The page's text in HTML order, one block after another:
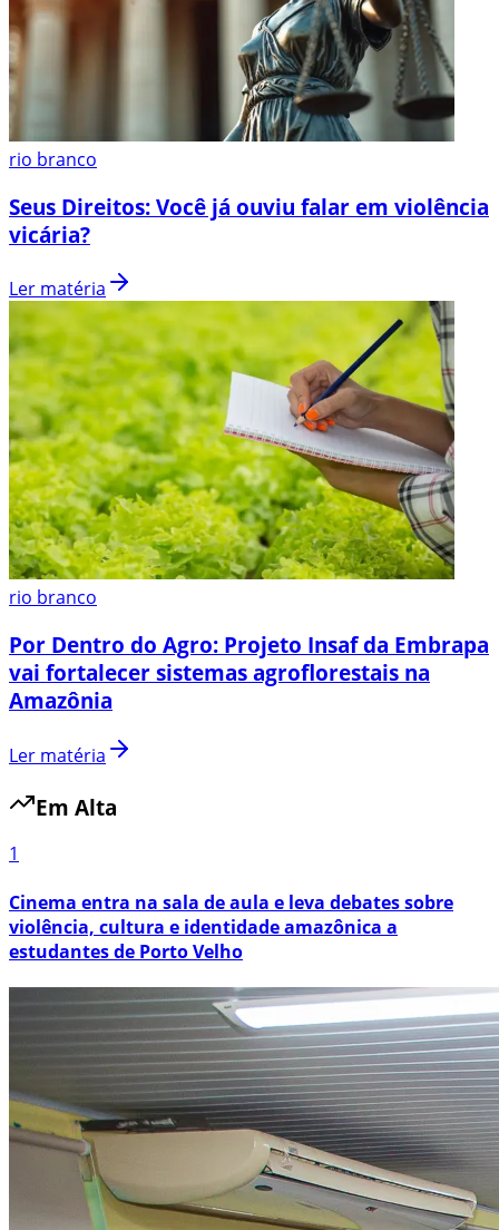
rio branco
Seus Direitos: Você já ouviu falar em violência
vicária?
Ler matéria
rio branco
Por Dentro do Agro: Projeto Insaf da Embrapa
vai fortalecer sistemas agroflorestais na
Amazônia
Ler matéria
Em Alta
1
Cinema entra na sala de aula e leva debates sobre
violência, cultura e identidade amazônica a
estudantes de Porto Velho